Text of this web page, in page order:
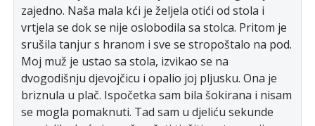
zajedno. Naša mala kći je željela otići od stola i
vrtjela se dok se nije oslobodila sa stolca. Pritom je
srušila tanjur s hranom i sve se stropoštalo na pod.
Moj muž je ustao sa stola, izvikao se na
dvogodišnju djevojčicu i opalio joj pljusku. Ona je
briznula u plač. Ispočetka sam bila šokirana i nisam
se mogla pomaknuti. Tad sam u djeliću sekunde